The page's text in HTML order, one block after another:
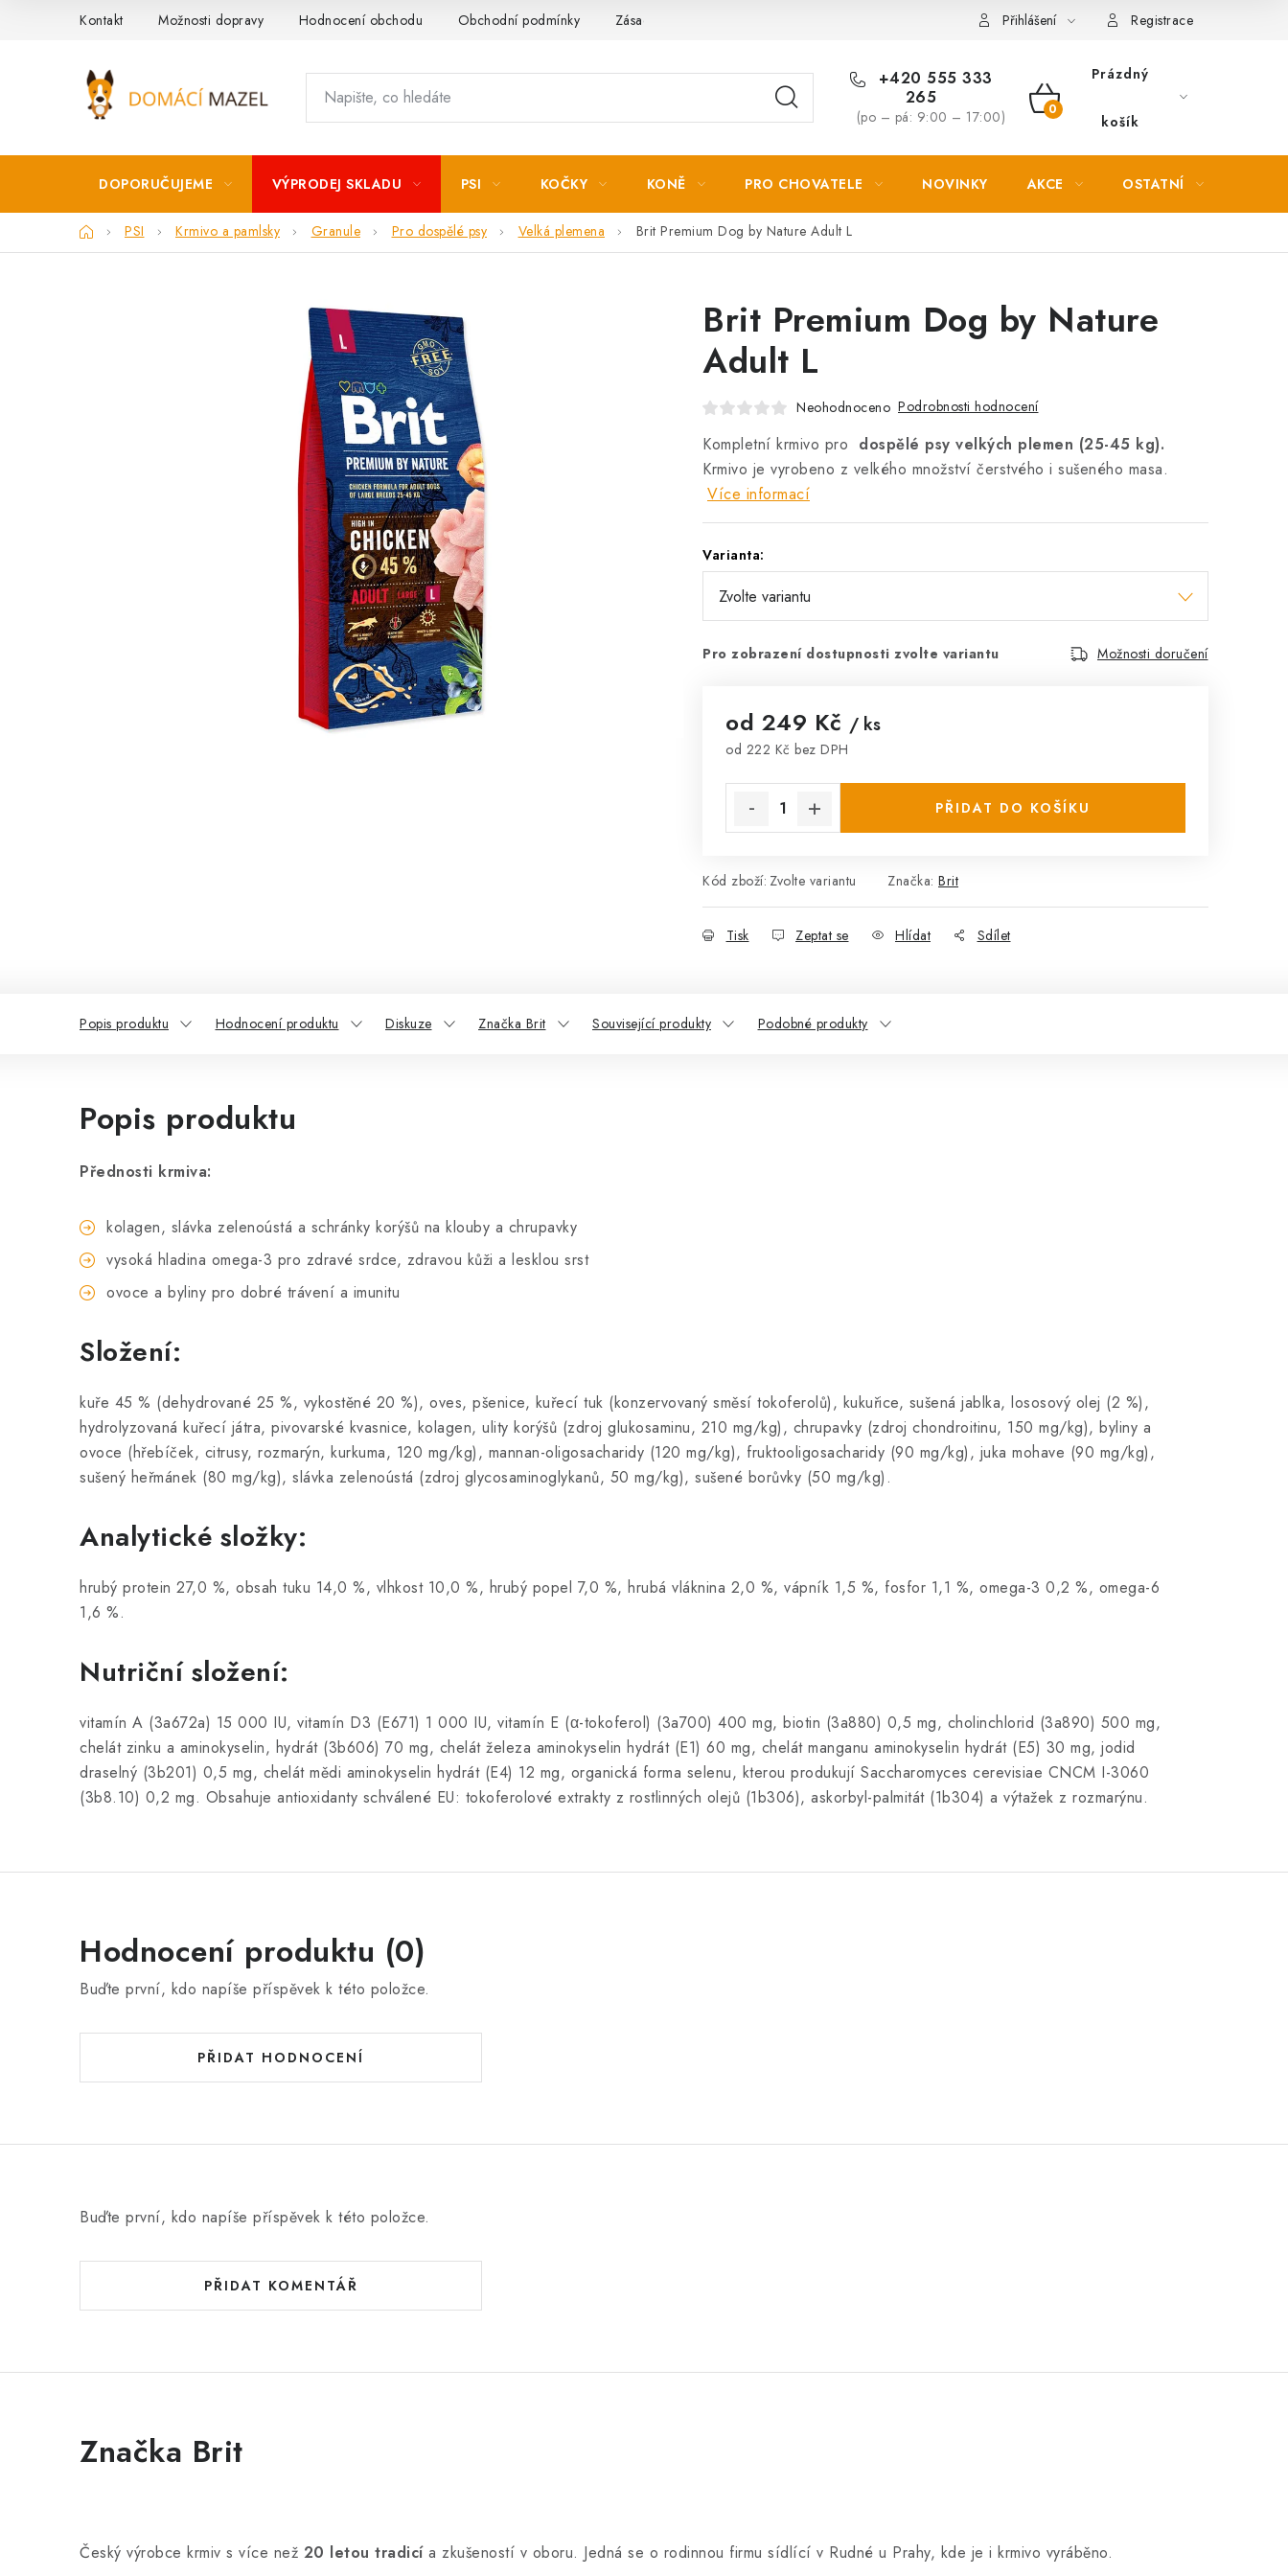
Kontakt Možnosti dopravy Hodnocení obchodu Obchodní podmínky Zásady zpracování osobních údajů Přihlášení Registrace
+420 555 333
265
(po – pá: 9:00 – 17:00)
NÁKUPNÍ
Prázdný
košík
DOPORUČUJEME VÝPRODEJ SKLADU PSI KOČKY KONĚ PRO CHOVATELE NOVINKY AKCE OSTATNÍ
DomůPSI Krmivo a pamlsky Granule Pro dospělé psy Velká plemena Brit Premium Dog by Nature Adult L
Brit Premium Dog by Nature
Adult L
Neohodnoceno Podrobnosti hodnocení
Kompletní krmivo pro dospělé psy velkých plemen (25-45 kg).
Krmivo je vyrobeno z velkého množství čerstvého i sušeného masa.
Více informací
Varianta:
Pro zobrazení dostupnosti zvolte variantu Možnosti doručení
od 249 Kč / ks
od 222 Kč bez DPH
PŘIDAT DO KOŠÍKU
Kód zboží: Zvolte variantu Značka: Brit
Tisk Zeptat se Hlídat Sdílet
Popis produktu Hodnocení produktu Diskuze Značka Brit Související produkty Podobné produkty
Popis produktu
Přednosti krmiva:
kolagen, slávka zelenoústá a schránky korýšů na klouby a chrupavky
vysoká hladina omega-3 pro zdravé srdce, zdravou kůži a lesklou srst
ovoce a byliny pro dobré trávení a imunitu
Složení:
kuře 45 % (dehydrované 25 %, vykostěné 20 %), oves, pšenice, kuřecí tuk (konzervovaný směsí tokoferolů), kukuřice, sušená jablka, lososový olej (2 %),
hydrolyzovaná kuřecí játra, pivovarské kvasnice, kolagen, ulity korýšů (zdroj glukosaminu, 210 mg/kg), chrupavky (zdroj chondroitinu, 150 mg/kg), byliny a
ovoce (hřebíček, citrusy, rozmarýn, kurkuma, 120 mg/kg), mannan-oligosacharidy (120 mg/kg), fruktooligosacharidy (90 mg/kg), juka mohave (90 mg/kg),
sušený heřmánek (80 mg/kg), slávka zelenoústá (zdroj glycosaminoglykanů, 50 mg/kg), sušené borůvky (50 mg/kg).
Analytické složky:
hrubý protein 27,0 %, obsah tuku 14,0 %, vlhkost 10,0 %, hrubý popel 7,0 %, hrubá vláknina 2,0 %, vápník 1,5 %, fosfor 1,1 %, omega-3 0,2 %, omega-6
1,6 %.
Nutriční složení:
vitamín A (3a672a) 15 000 IU, vitamín D3 (E671) 1 000 IU, vitamín E (α-tokoferol) (3a700) 400 mg, biotin (3a880) 0,5 mg, cholinchlorid (3a890) 500 mg,
chelát zinku a aminokyselin, hydrát (3b606) 70 mg, chelát železa aminokyselin hydrát (E1) 60 mg, chelát manganu aminokyselin hydrát (E5) 30 mg, jodid
draselný (3b201) 0,5 mg, chelát mědi aminokyselin hydrát (E4) 12 mg, organická forma selenu, kterou produkují Saccharomyces cerevisiae CNCM I-3060
(3b8.10) 0,2 mg. Obsahuje antioxidanty schválené EU: tokoferolové extrakty z rostlinných olejů (1b306), askorbyl-palmitát (1b304) a výtažek z rozmarýnu.
Hodnocení produktu (0)
Buďte první, kdo napíše příspěvek k této položce.
PŘIDAT HODNOCENÍ
Buďte první, kdo napíše příspěvek k této položce.
PŘIDAT KOMENTÁŘ
Značka Brit
Český výrobce krmiv s více než 20 letou tradicía zkušeností v oboru. Jedná se o rodinnou firmu sídlící v Rudné u Prahy, kde je i krmivo vyráběno.